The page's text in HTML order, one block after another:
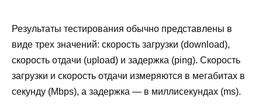
Результаты тестирования обычно представлены в
виде трех значений: скорость загрузки (download),
скорость отдачи (upload) и задержка (ping). Скорость
загрузки и скорость отдачи измеряются в мегабитах в
секунду (Mbps), а задержка — в миллисекундах (ms).